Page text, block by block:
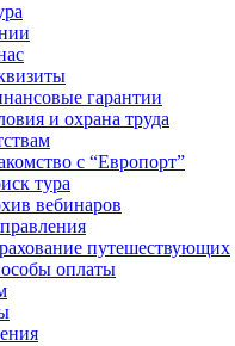
гарантии
и охрана труда
с “Европорт”
тура
вебинаров
путешествующих
оплаты